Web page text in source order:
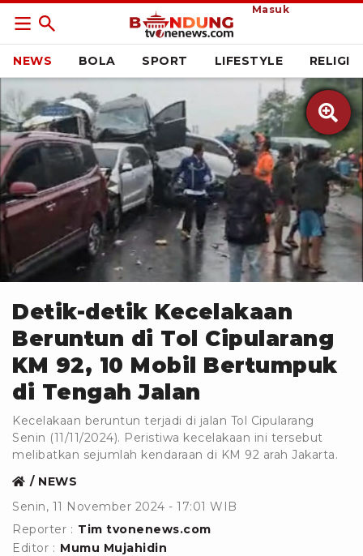
Masuk
NEWS BOLA SPORT LIFESTYLE RELIGI

Istimewa
Detik-detik Kecelakaan
Beruntun di Tol Cipularang
KM 92, 10 Mobil Bertumpuk
di Tengah Jalan
Kecelakaan beruntun terjadi di jalan Tol Cipularang
Senin (11/11/2024). Peristiwa kecelakaan ini tersebut
melibatkan sejumlah kendaraan di KM 92 arah Jakarta.
NEWS
Senin, 11 November 2024 - 17:01 WIB
Reporter : Tim tvonenews.com
Editor : Mumu Mujahidin